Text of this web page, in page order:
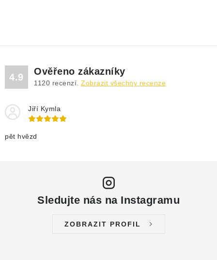
4.9
Ověřeno zákazníky
1120 recenzí. Zobrazit všechny recenze
Jiří Kymla
pět hvězd
Sledujte nás na Instagramu
ZOBRAZIT PROFIL